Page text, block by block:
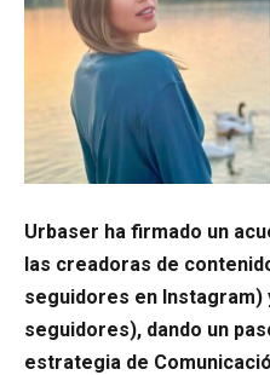
Urbaser ha firmado un
las creadoras de
seguidores en Instagram)
seguidores), dando un
estrategia de